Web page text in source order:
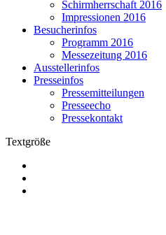
Schirmherrschaft 2016
Impressionen 2016
Besucherinfos
Programm 2016
Messezeitung 2016
Ausstellerinfos
Presseinfos
Pressemitteilungen
Presseecho
Pressekontakt
Textgröße